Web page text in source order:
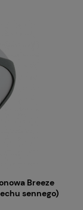
Breeze
sennego)